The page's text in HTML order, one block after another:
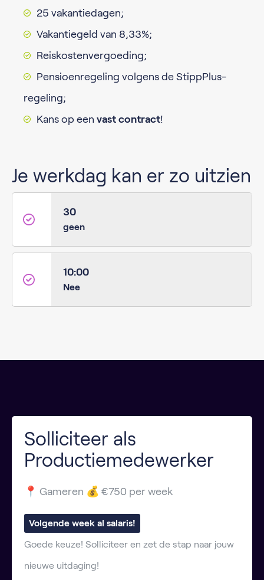
25 vakantiedagen;
Vakantiegeld van 8,33%;
Reiskostenvergoeding;
Pensioenregeling volgens de StippPlus-
regeling;
Kans op een vast contract!
Je werkdag kan er zo uitzien
30
geen
10:00
Nee
Solliciteer als
Productiemedewerker
📍 Gameren 💰 €750 per week
Volgende week al salaris!
Goede keuze! Solliciteer en zet de stap naar jouw
nieuwe uitdaging!